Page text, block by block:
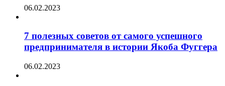
06.02.2023
7 полезных советов от самого успешного
предпринимателя в истории Якоба Фуггера
06.02.2023